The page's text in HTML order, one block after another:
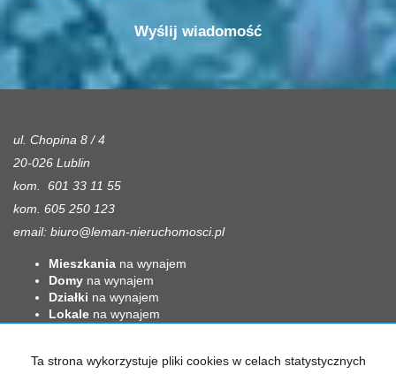
ul. Chopina 8 / 4
20-026 Lublin
kom. 601 33 11 55
kom. 605 250 123
email: biuro@leman-nieruchomosci.pl
Mieszkania na wynajem
Domy na wynajem
Działki na wynajem
Lokale na wynajem
Ta strona wykorzystuje pliki cookies w celach statystycznych